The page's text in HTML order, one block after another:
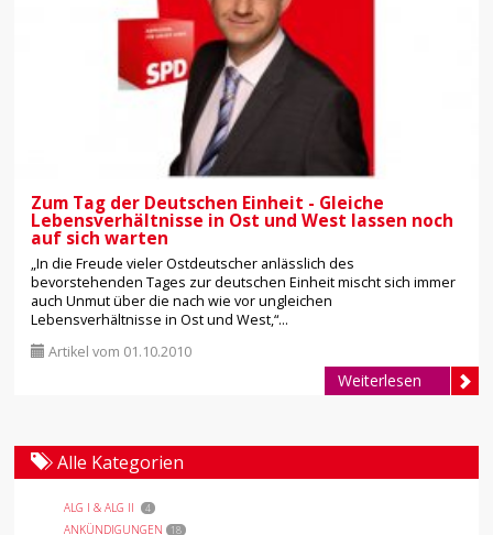
Zum Tag der Deutschen Einheit - Gleiche
Lebensverhältnisse in Ost und West lassen noch
auf sich warten
„In die Freude vieler Ostdeutscher anlässlich des
bevorstehenden Tages zur deutschen Einheit mischt sich immer
auch Unmut über die nach wie vor ungleichen
Lebensverhältnisse in Ost und West,“...
Artikel vom 01.10.2010
Weiterlesen
Alle Kategorien
ALG I & ALG II 4
ANKÜNDIGUNGEN 18